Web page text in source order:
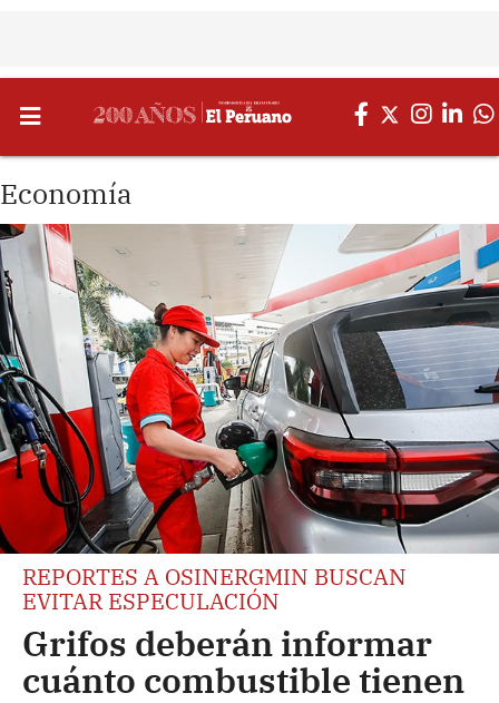
Economía
REPORTES A OSINERGMIN BUSCAN
EVITAR ESPECULACIÓN
Grifos deberán informar
cuánto combustible tienen